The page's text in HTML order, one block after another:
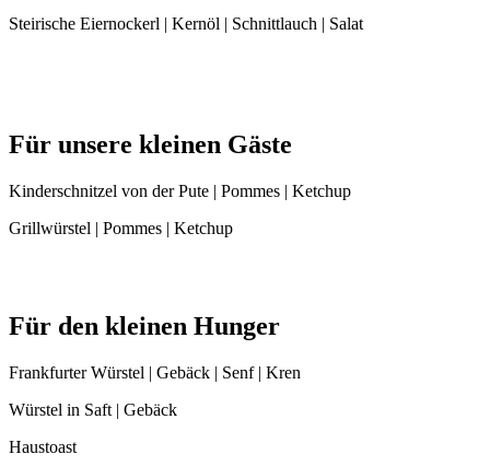
Steirische Eiernockerl | Kernöl | Schnittlauch | Salat
Für unsere kleinen Gäste
Kinderschnitzel von der Pute | Pommes | Ketchup
Grillwürstel | Pommes | Ketchup
Für den kleinen Hunger
Frankfurter Würstel | Gebäck | Senf | Kren
Würstel in Saft | Gebäck
Haustoast